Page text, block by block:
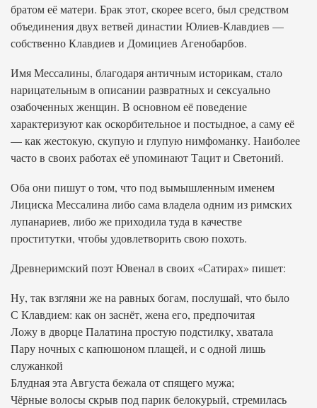
братом её матери. Брак этот, скорее всего, был средством
объединения двух ветвей династии Юлиев-Клавдиев —
собственно Клавдиев и Домициев Агенобарбов.
Имя Мессалины, благодаря античным историкам, стало
нарицательным в описании развратных и сексуально
озабоченных женщин. В основном её поведение
характеризуют как оскорбительное и постыдное, а саму её
— как жестокую, скупую и глупую нимфоманку. Наиболее
часто в своих работах её упоминают Тацит и Светоний.
Оба они пишут о том, что под вымышленным именем
Лициска Мессалина либо сама владела одним из римских
лупанариев, либо же приходила туда в качестве
проститутки, чтобы удовлетворить свою похоть.
Древнеримский поэт Ювенал в своих «Сатирах» пишет:
Ну, так взгляни же на равных богам, послушай, что было
С Клавдием: как он заснёт, жена его, предпочитая
Ложу в дворце Палатина простую подстилку, хватала
Пару ночных с капюшоном плащей, и с одной лишь
служанкой
Блудная эта Августа бежала от спящего мужа;
Чёрные волосы скрыв под парик белокурый, стремилась